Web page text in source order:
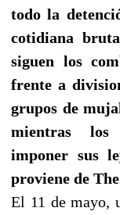
todo la
cotidiana
siguen los
frente a
grupos de
mientras los
imponer sus
proviene de
El 11 de mayo,